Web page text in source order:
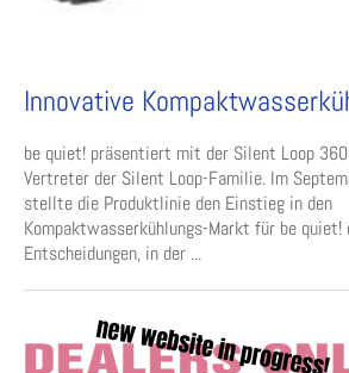
Innovative
be quiet! präsentiert mit der Silent Loop
Vertreter der Silent Loop-Familie. Im
stellte die Produktlinie den Einstieg in den
Kompaktwasserkühlungs-Markt für be quiet!
Entscheidungen, in der ...